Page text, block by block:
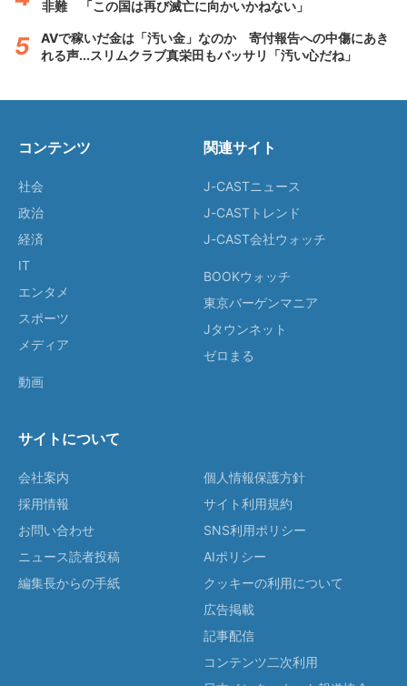
非難 「この国は再び滅亡に向かいかねない」
AVで稼いだ金は「汚い金」なのか 寄付報告への中傷にあき
れる声...スリムクラブ真栄田もバッサリ「汚い心だね」
コンテンツ
社会
政治
経済
IT
エンタメ
スポーツ
メディア
動画
関連サイト
J-CASTニュース
J-CASTトレンド
J-CAST会社ウォッチ
BOOKウォッチ
東京バーゲンマニア
Jタウンネット
ゼロまる
サイトについて
会社案内
採用情報
お問い合わせ
ニュース読者投稿
編集長からの手紙
個人情報保護方針
サイト利用規約
SNS利用ポリシー
AIポリシー
クッキーの利用について
広告掲載
記事配信
コンテンツ二次利用